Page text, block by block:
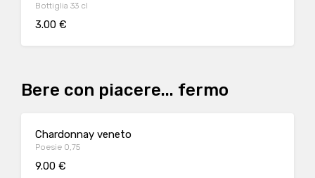
Bottiglia 33 cl
3.00 €
Bere con piacere... fermo
Chardonnay veneto
Poesie 0,75
9.00 €